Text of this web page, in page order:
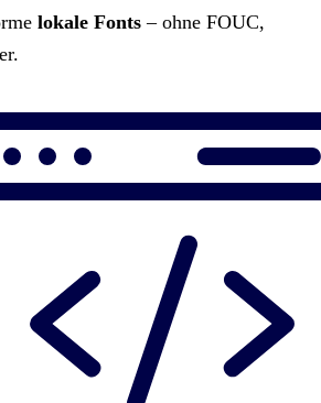
lokale Fonts – ohne FOUC,